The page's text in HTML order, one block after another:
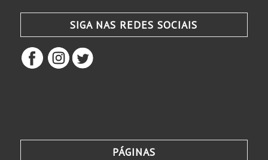
SIGA NAS REDES SOCIAIS
PÁGINAS